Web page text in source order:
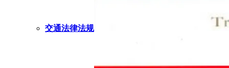
交通法律法规